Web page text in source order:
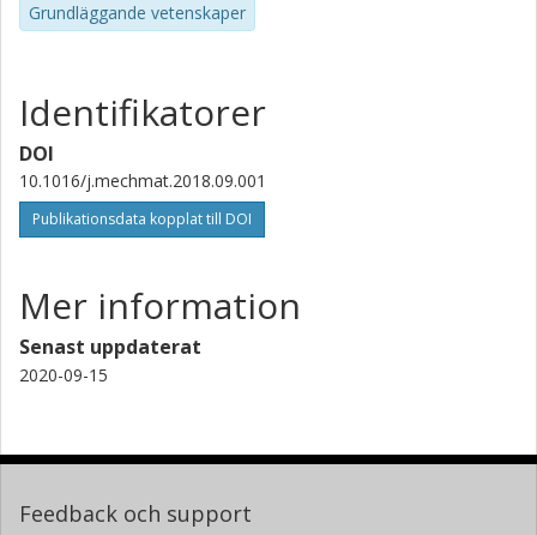
Grundläggande vetenskaper
Identifikatorer
DOI
10.1016/j.mechmat.2018.09.001
Publikationsdata kopplat till DOI
Mer information
Senast uppdaterat
2020-09-15
Feedback och support